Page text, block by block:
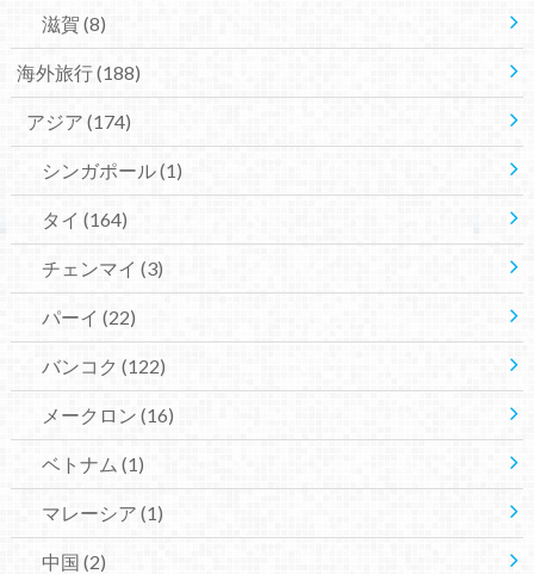
滋賀 (8)
海外旅行(188)
アジア (174)
シンガポール(1)
タイ (164)
チェンマイ (3)
パーイ (22)
バンコク (122)
メークロン (16)
ベトナム (1)
マレーシア (1)
中国 (2)